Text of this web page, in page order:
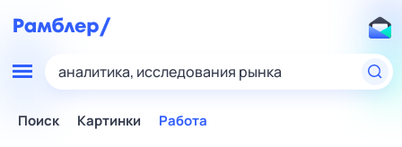
аналитика, исследования рынка
Поиск Картинки Работа